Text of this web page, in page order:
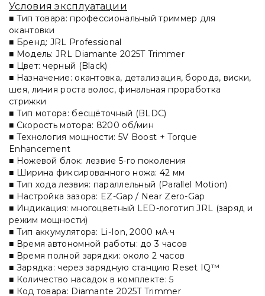
Условия эксплуатации
■ Тип товара: профессиональный триммер для
окантовки
■ Бренд: JRL Professional
■ Модель: JRL Diamante 2025T Trimmer
■ Цвет: черный (Black)
■ Назначение: окантовка, детализация, борода, виски,
шея, линия роста волос, финальная проработка
стрижки
■ Тип мотора: бесщёточный (BLDC)
■ Скорость мотора: 8200 об/мин
■ Технология мощности: 5V Boost + Torque
Enhancement
■ Ножевой блок: лезвие 5-го поколения
■ Ширина фиксированного ножа: 42 мм
■ Тип хода лезвия: параллельный (Parallel Motion)
■ Настройка зазора: EZ-Gap / Near Zero-Gap
■ Индикация: многоцветный LED-логотип JRL (заряд и
режим мощности)
■ Тип аккумулятора: Li-Ion, 2000 мА·ч
■ Время автономной работы: до 3 часов
■ Время полной зарядки: около 2 часов
■ Зарядка: через зарядную станцию Reset IQ™
■ Количество насадок в комплекте: 5
■ Код товара: Diamante 2025T Trimmer